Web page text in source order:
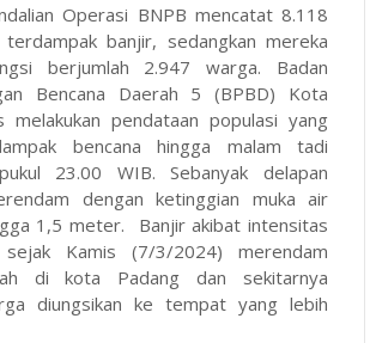
Operasi BNPB mencatat 8.118
banjir, sedangkan mereka
berjumlah 2.947 warga. Badan
Bencana Daerah 5 (BPBD) Kota
melakukan pendataan populasi yang
bencana hingga malam tadi
23.00 WIB. Sebanyak delapan
dengan ketinggian muka air
1,5 meter. Banjir akibat intensitas
Kamis (7/3/2024) merendam
di kota Padang dan sekitarnya
diungsikan ke tempat yang lebih